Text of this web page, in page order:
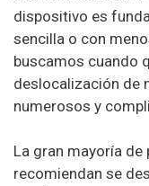
dispositivo es
sencilla o con
buscamos cuando
deslocalización de
numerosos y
La gran mayoría de
recomiendan se